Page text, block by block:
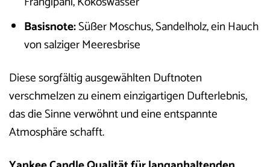
Basisnote:Süßer Moschus, Sandelholz, ein Hauch
von salziger Meeresbrise
Diese sorgfältig ausgewählten Duftnoten
verschmelzen zu einem einzigartigen Dufterlebnis,
das die Sinne verwöhnt und eine entspannte
Atmosphäre schafft.